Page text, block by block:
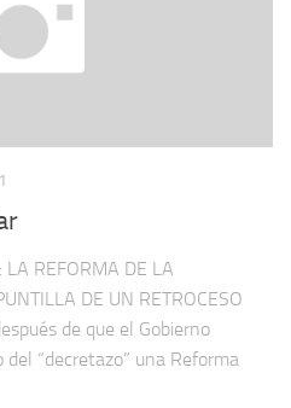
REFORMA DE LA
DE UN RETROCESO
de que el Gobierno
“decretazo” una Reforma